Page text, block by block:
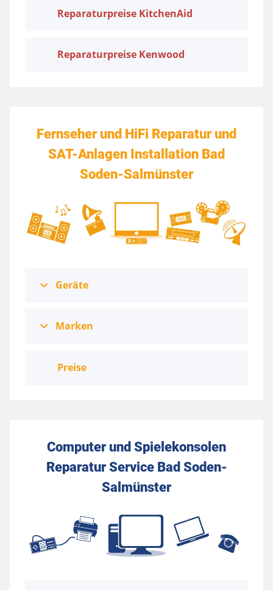
Reparaturpreise KitchenAid
Reparaturpreise Kenwood
Fernseher und HiFi Reparatur und
SAT-Anlagen Installation Bad
Soden-Salmünster
Geräte
Marken
Preise
Computer und Spielekonsolen
Reparatur Service Bad Soden-
Salmünster